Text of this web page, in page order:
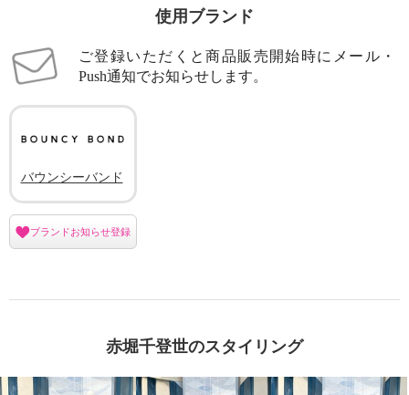
使用ブランド
ご登録いただくと商品販売開始時にメール・
Push通知でお知らせします。
バウンシーバンド
ブランドお知らせ登録
赤堀千登世のスタイリング